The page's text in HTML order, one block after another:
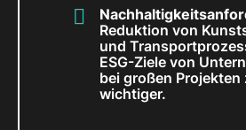
Reduktion von
und
ESG-Ziele von
bei großen Projekten
wichtiger.